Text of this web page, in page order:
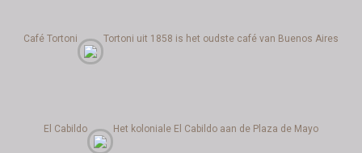
Café Tortoni Tortoni uit 1858 is het oudste café van Buenos Aires
El Cabildo Het koloniale El Cabildo aan de Plaza de Mayo